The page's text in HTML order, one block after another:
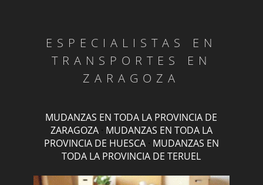
ESPECIALISTAS EN
TRANSPORTES EN
ZARAGOZA
MUDANZAS EN TODA LA PROVINCIA DE
ZARAGOZA· MUDANZAS EN TODA LA
PROVINCIA DE HUESCA· MUDANZAS EN
TODA LA PROVINCIA DE TERUEL